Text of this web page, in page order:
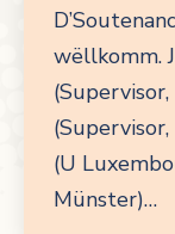
wëllkomm.
(U
Münster)…